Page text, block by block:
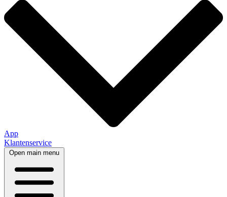
App
Klantenservice
Open main menu